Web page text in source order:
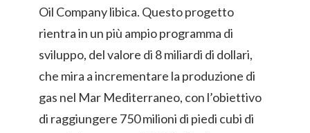
Oil Company libica. Questo progetto
rientra in un più ampio programma di
sviluppo, del valore di 8 miliardi di dollari,
che mira a incrementare la produzione di
gas nel Mar Mediterraneo, con l’obiettivo
di raggiungere 750 milioni di piedi cubi di